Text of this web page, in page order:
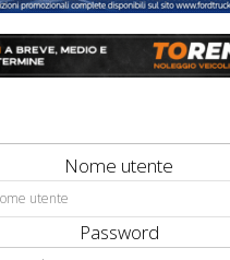
Nome utente
Password